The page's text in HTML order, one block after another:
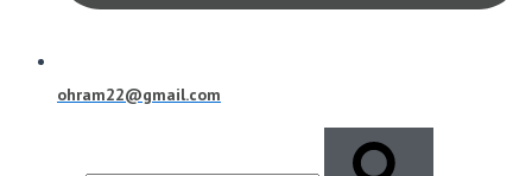
ohram22@gmail.com